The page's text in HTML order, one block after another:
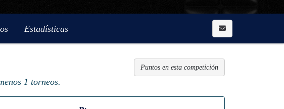
Estadísticas
1 torneos.
Puntos en esta competición